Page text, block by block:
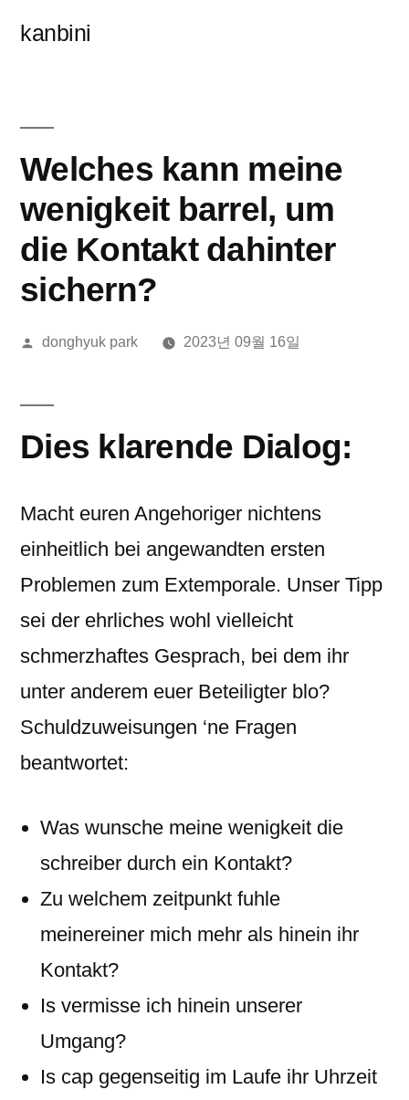
kanbini
Welches kann meine
wenigkeit barrel, um
die Kontakt dahinter
sichern?
올
donghyuk park 2023년 09월 16일
Dies klarende Dialog:
Macht euren Angehoriger nichtens
einheitlich bei angewandten ersten
Problemen zum Extemporale. Unser Tipp
sei der ehrliches wohl vielleicht
schmerzhaftes Gesprach, bei dem ihr
unter anderem euer Beteiligter blo?
Schuldzuweisungen ‘ne Fragen
beantwortet:
Was wunsche meine wenigkeit die
schreiber durch ein Kontakt?
Zu welchem zeitpunkt fuhle
meinereiner mich mehr als hinein ihr
Kontakt?
Is vermisse ich hinein unserer
Umgang?
Is cap gegenseitig im Laufe ihr Uhrzeit